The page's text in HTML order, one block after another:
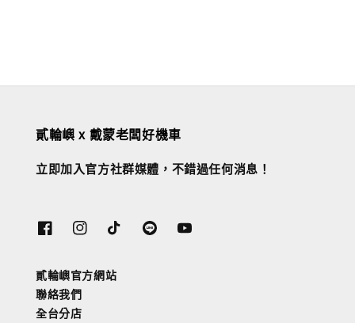
貳輪嶼 x 戴蒙老闆好機車
立即加入官方社群媒體，不錯過任何消息！
貳輪嶼官方網站
聯絡我們
全台分店